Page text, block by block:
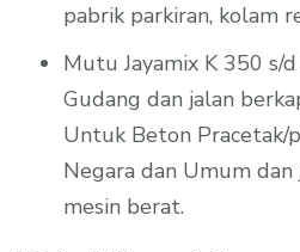
pabrik parkiran, kolam
Mutu Jayamix K 350 s/
Gudang dan jalan
Untuk Beton Pracetak/
Negara dan Umum
mesin berat.